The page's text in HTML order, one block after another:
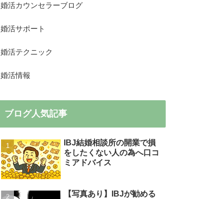
婚活カウンセラーブログ
婚活サポート
婚活テクニック
婚活情報
ブログ人気記事
IBJ結婚相談所の開業で損
をしたくない人の為へ口コ
ミアドバイス
【写真あり】IBJが勧める